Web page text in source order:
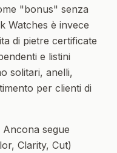
"bonus" senza
Watches è invece
di pietre certificate
e listini
solitari, anelli,
per clienti di
Ancona segue
Clarity, Cut)